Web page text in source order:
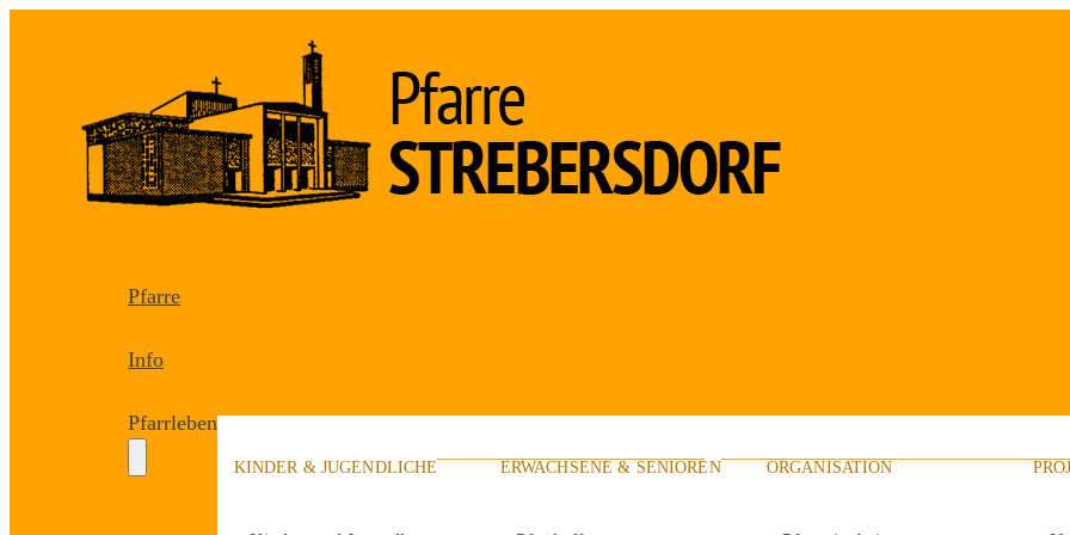
Pfarre
Info
Pfarrleben
KINDER & JUGENDLICHE ERWACHSENE & SENIOREN ORGANISATION